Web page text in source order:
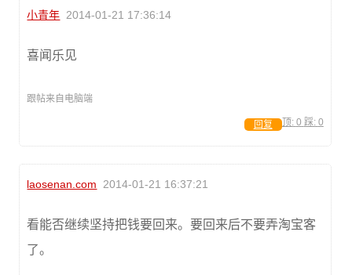
小青年 2014-01-21 17:36:14
喜闻乐见
跟帖来自电脑端
顶: 0 踩: 0
回复
laosenan.com 2014-01-21 16:37:21
看能否继续坚持把钱要回来。要回来后不要弄淘宝客
了。